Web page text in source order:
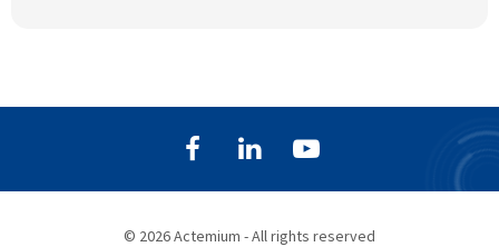
© 2026 Actemium - All rights reserved